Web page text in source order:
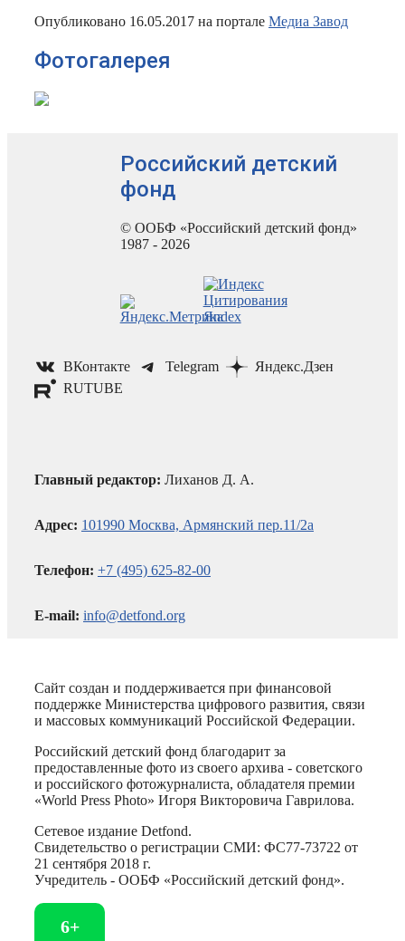
Опубликовано 16.05.2017 на портале Медиа Завод
Фотогалерея
Российский детский
фонд
© ООБФ «Российский детский фонд»
1987 - 2026
ВКонтакте Telegram
Яндекс.Дзен
RUTUBE
Главный редактор: Лиханов Д. А.
Адрес: 101990 Москва, Армянский пер.11/2а
Телефон: +7 (495) 625-82-00
E-mail: info@detfond.org
Сайт создан и поддерживается при финансовой
поддержке Министерства цифрового развития, связи
и массовых коммуникаций Российской Федерации.
Российский детский фонд благодарит за
предоставленные фото из своего архива - советского
и российского фотожурналиста, обладателя премии
«World Press Photo» Игоря Викторовича Гаврилова.
Сетевое издание Detfond.
Свидетельство о регистрации СМИ: ФС77-73722 от
21 сентября 2018 г.
Учредитель - ООБФ «Российский детский фонд».
6+